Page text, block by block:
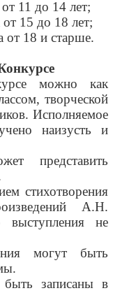
11 до 14 лет;
от 15 до 18 лет;
от 18 и старше.
можно как
творческой
Исполняемое
наизусть и
представить
стихотворения
А.Н.
выступления не
могут быть
записаны в